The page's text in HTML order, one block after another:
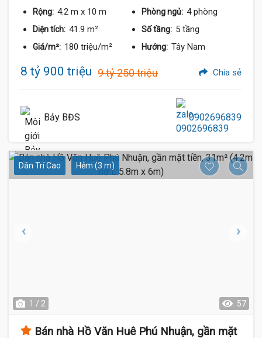
Rộng: 4.2 m x 10 m Phòng ngủ: 4 phòng
Diện tích: 41.9 m² Số tầng: 5 tầng
Giá/m²: 180 triệu/m² Hướng: Tây Nam
8 tỷ 900 triệu 9 tỷ 250 triệu Chia sẻ
Bảy BĐS 0902696839
Dân Trí Cao Hẻm (3 m)
1 / 2 57
Bán nhà Hồ Văn Huê Phú Nhuận, gần mặt